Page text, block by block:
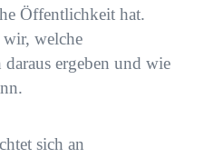
Öffentlichkeit hat.
wir, welche
ergeben und wie
sich an